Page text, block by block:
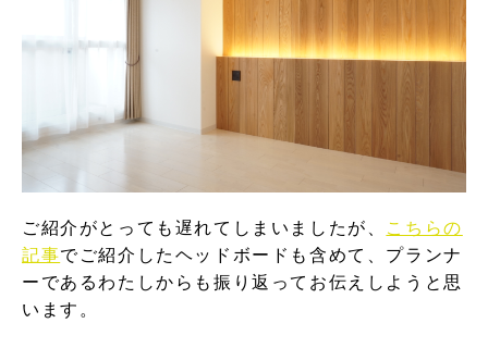
ご紹介がとっても遅れてしまいましたが、 こちらの
記事でご紹介したヘッドボードも含めて、プランナ
ーであるわたしからも振り返ってお伝えしようと思
います。